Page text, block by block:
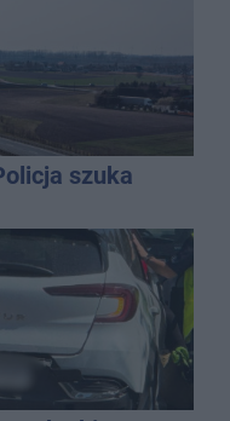
szuka